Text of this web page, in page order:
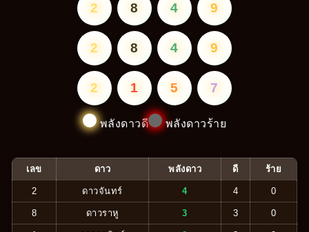
2 8 4 9
2 8 4 9
2 1 5 7
พลังดาวดี พลังดาวร้าย
เลข ดาว พลังดาว ดี ร้าย
2 ดาวจันทร์ 4 4 0
8 ดาวราหู 3 3 0